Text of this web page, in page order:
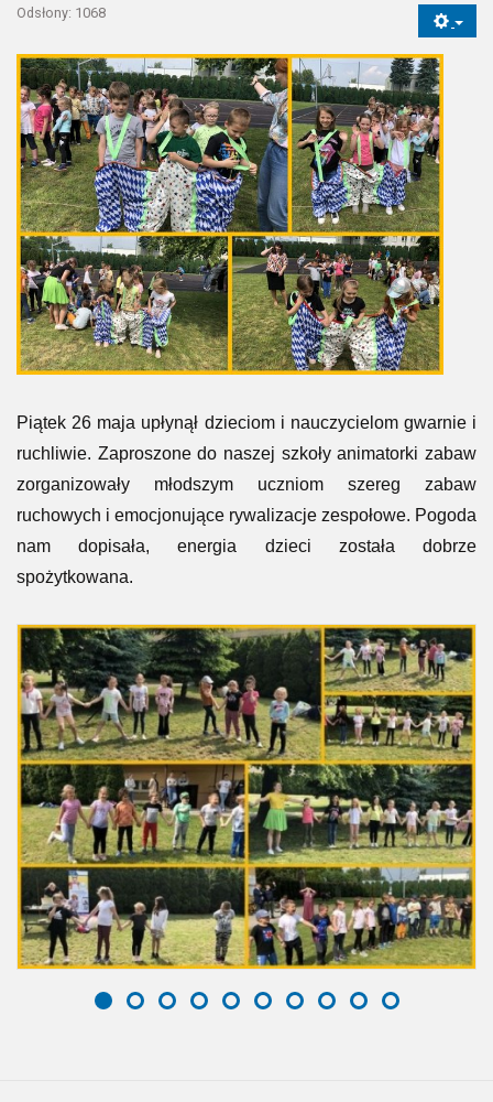
Odsłony: 1068
Piątek 26 maja upłynął dzieciom i nauczycielom gwarnie i
ruchliwie. Zaproszone do naszej szkoły animatorki zabaw
zorganizowały młodszym uczniom szereg zabaw
ruchowych i emocjonujące rywalizacje zespołowe. Pogoda
nam dopisała, energia dzieci została dobrze
spożytkowana.